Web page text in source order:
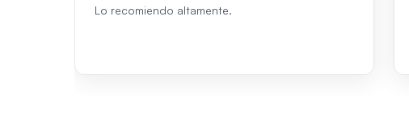
Lo recomiendo altamente.